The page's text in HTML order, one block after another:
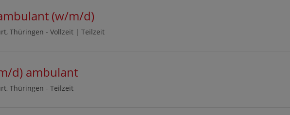
(w/m/d)
Thüringen - Vollzeit | Teilzeit
d) ambulant
Thüringen - Teilzeit